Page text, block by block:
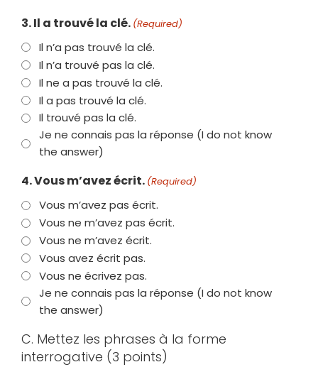
3. Il a trouvé la clé. (Required)
Il n’a pas trouvé la clé.
Il n’a trouvé pas la clé.
Il ne a pas trouvé la clé.
Il a pas trouvé la clé.
Il trouvé pas la clé.
Je ne connais pas la réponse (I do not know
the answer)
4. Vous m’avez écrit. (Required)
Vous m’avez pas écrit.
Vous ne m’avez pas écrit.
Vous ne m’avez écrit.
Vous avez écrit pas.
Vous ne écrivez pas.
Je ne connais pas la réponse (I do not know
the answer)
C. Mettez les phrases à la forme
interrogative (3 points)